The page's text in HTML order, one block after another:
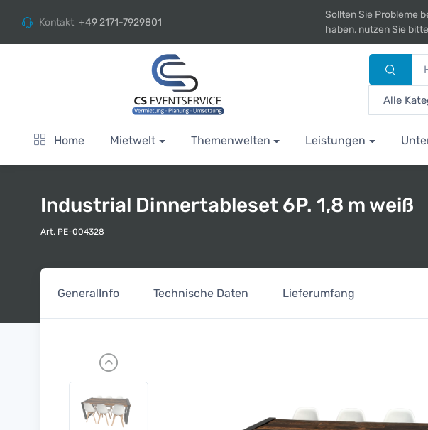
Kontakt +49 2171-7929801
Sollten Sie Probleme
haben, nutzen Sie
Home Mietwelt Themenwelten Leistungen
Industrial Dinnertableset 6P. 1,8 m weiß
Art. PE-004328
GeneralInfo Technische Daten Lieferumfang
Previous